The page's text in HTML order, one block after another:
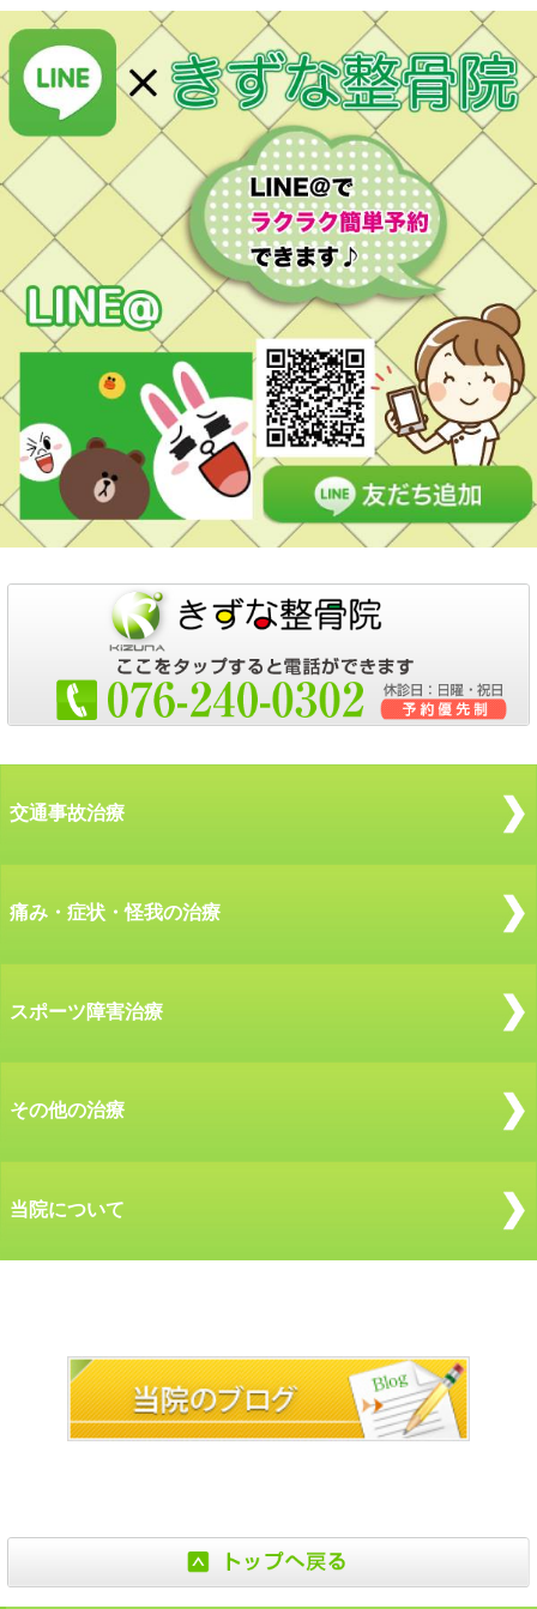
交通事故治療
痛み・症状・怪我の治療
スポーツ障害治療
その他の治療
当院について